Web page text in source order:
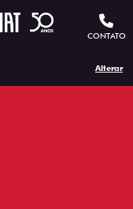
CONTATO
Alterar